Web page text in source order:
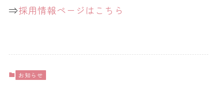
⇒採用情報ページはこちら
お知らせ